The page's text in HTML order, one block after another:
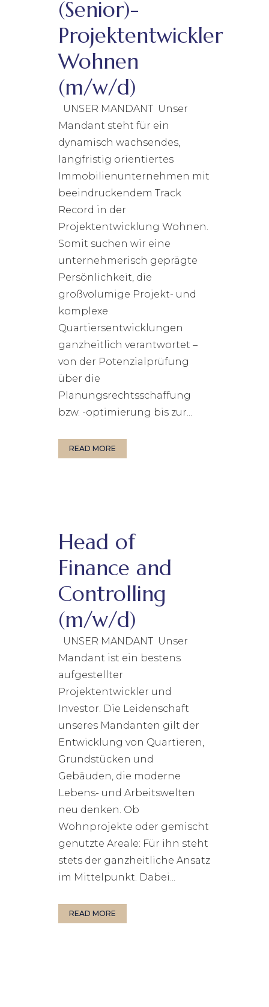
(Senior)-
Projektentwickler
Wohnen
(m/w/d)
UNSER MANDANT Unser
Mandant steht für ein
dynamisch wachsendes,
langfristig orientiertes
Immobilienunternehmen mit
beeindruckendem Track
Record in der
Projektentwicklung Wohnen.
Somit suchen wir eine
unternehmerisch geprägte
Persönlichkeit, die
großvolumige Projekt- und
komplexe
Quartiersentwicklungen
ganzheitlich verantwortet –
von der Potenzialprüfung
über die
Planungsrechtsschaffung
bzw. -optimierung bis zur...
READ MORE
Head of
Finance and
Controlling
(m/w/d)
UNSER MANDANT Unser
Mandant ist ein bestens
aufgestellter
Projektentwickler und
Investor. Die Leidenschaft
unseres Mandanten gilt der
Entwicklung von Quartieren,
Grundstücken und
Gebäuden, die moderne
Lebens- und Arbeitswelten
neu denken. Ob
Wohnprojekte oder gemischt
genutzte Areale: Für ihn steht
stets der ganzheitliche Ansatz
im Mittelpunkt. Dabei...
READ MORE